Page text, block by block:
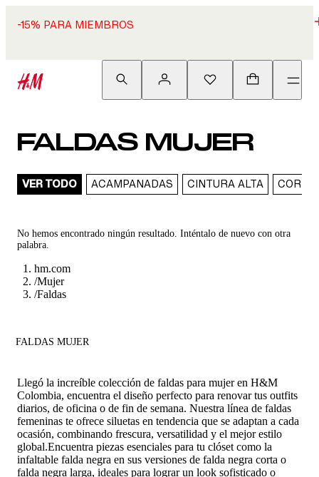
-15% PARA MIEMBROS
FALDAS MUJER
VER TODO ACAMPANADAS CINTURA ALTA
No hemos encontrado ningún resultado. Inténtalo de nuevo con otra
palabra.
hm.com
/Mujer
/Faldas
FALDAS MUJER
Llegó la increíble colección de faldas para mujeren H&M
Colombia, encuentra el diseño perfecto para renovar tus outfits
diarios, de oficina o de fin de semana. Nuestra línea de faldas
femeninas te ofrece siluetas en tendencia que se adaptan a cada
ocasión, combinando frescura, versatilidad y el mejor estilo
global.Encuentra piezas esenciales para tu clóset como la
infaltable falda negra en sus versiones de falda negra corta o
falda negra larga, ideales para lograr un look sofisticado o